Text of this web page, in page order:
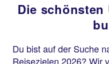
Die schönsten
Du bist auf der Suche
Reisezielen 2026? Wir